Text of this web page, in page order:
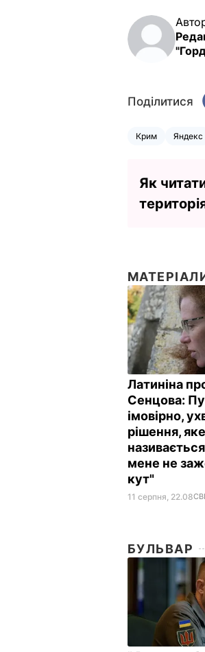
Поділитися
Крим Яндекс
Як
Латиніна
Сенцова:
імовірно,
рішення, яке
мене не
кут"
11 серпня, 22.08
БУЛЬВАР